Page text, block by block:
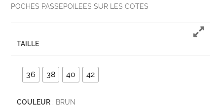
POCHES PASSEPOILEES SUR LES COTES
TAILLE
36 38 40 42
COULEUR : BRUN